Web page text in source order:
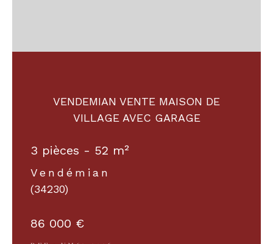
VENDEMIAN VENTE MAISON DE
VILLAGE AVEC GARAGE
3 pièces - 52 m²
Vendémian
(34230)
86 000 €